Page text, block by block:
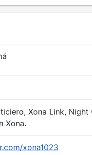
Xona Link, Night
Xona.
xona1023